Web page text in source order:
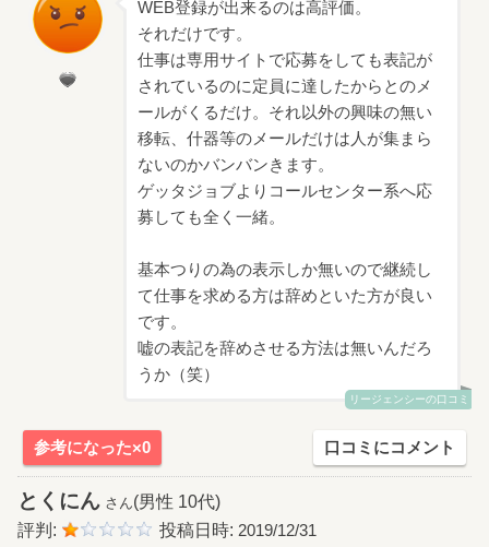
WEB登録が出来るのは高評価。
それだけです。
仕事は専用サイトで応募をしても表記が
されているのに定員に達したからとのメ
ールがくるだけ。それ以外の興味の無い
移転、什器等のメールだけは人が集まら
ないのかバンバンきます。
ゲッタジョブよりコールセンター系へ応
募しても全く一緒。
基本つりの為の表示しか無いので継続し
て仕事を求める方は辞めといた方が良い
です。
嘘の表記を辞めさせる方法は無いんだろ
うか（笑）
リージェンシーの口コミ
参考になった×0 口コミにコメント
とくにん さん(男性 10代)
評判:
投稿日時: 2019/12/31